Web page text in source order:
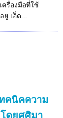
รื่องมือที่ใช้
เอ็ด...
คนิคความ
ดยศศิมา